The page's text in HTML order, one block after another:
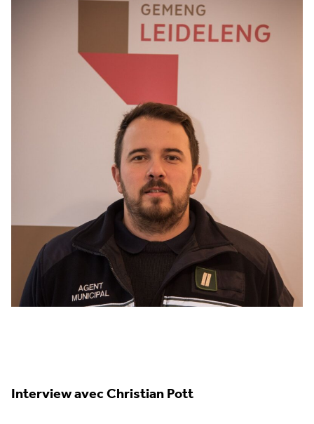
Interview avec Christian Pott